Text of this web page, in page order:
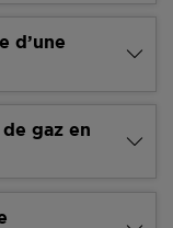
d’une
gaz en